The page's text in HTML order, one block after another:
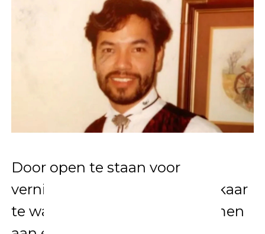
Door open te staan voor
vernieuwende inzichten en elkaar
te waarderen, bouwen we samen